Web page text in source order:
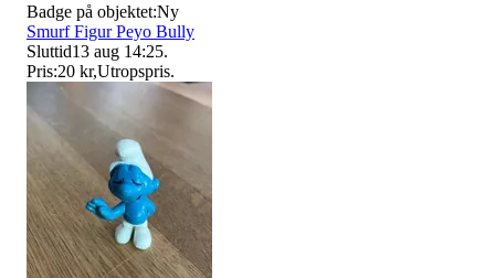
Badge på objektet:Ny
Smurf Figur Peyo Bully
Sluttid13 aug 14:25.
Pris:20 kr,Utropspris.